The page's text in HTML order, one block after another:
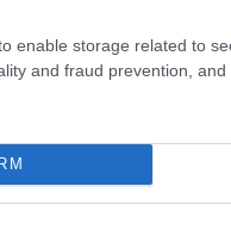
enable storage related to
and fraud prevention, and